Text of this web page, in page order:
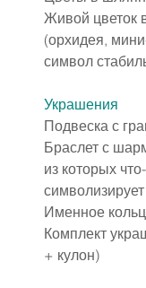
Живой цветок
(орхидея,
символ
Украшения
Подвеска с
Браслет с
из которых
символизирует
Именное
Комплект
+ кулон)